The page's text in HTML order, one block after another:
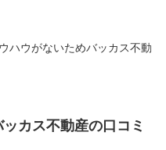
ハウがないためバッカス不動
ッカス不動産の口コミ